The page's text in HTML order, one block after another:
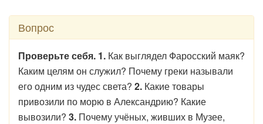
Вопрос
Проверьте себя. 1. Как выглядел Фаросский маяк?
Каким целям он служил? Почему греки называли
его одним из чудес света? 2. Какие товары
привозили по морю в Александрию? Какие
вывозили? 3. Почему учёных, живших в Музее,